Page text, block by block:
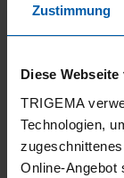
Zustimmung
Diese
TRIGEMA
Technologien,
Online-Angebot
14 Tage